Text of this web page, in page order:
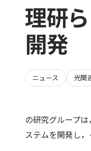
理研
開発
ニュース 光関
の研究グループ
ステムを開発し